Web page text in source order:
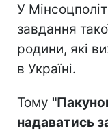
У
завдання
родини, які
в Україні.
Тому
надаватись